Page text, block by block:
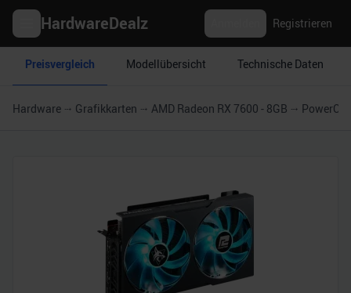
HardwareDealz Registrieren
Preisvergleich Modellübersicht Technische Daten
Hardware Grafikkarten AMD Radeon RX 7600 - 8GB